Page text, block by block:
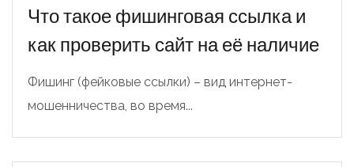
Что такое фишинговая ссылка и
как проверить сайт на её наличие
Фишинг (фейковые ссылки) – вид интернет-
мошенничества, во время...